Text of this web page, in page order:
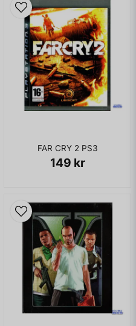
FAR CRY 2 PS3
149 kr